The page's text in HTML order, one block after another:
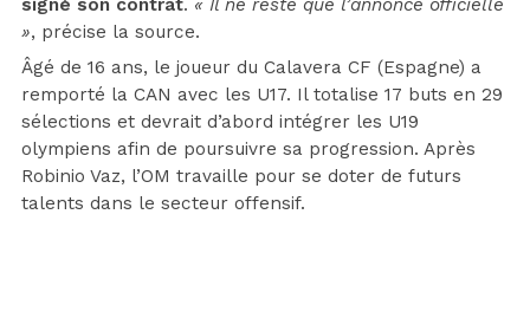
», précise la source.
Âgé de 16 ans, le joueur du Calavera CF (Espagne) a
remporté la CAN avec les U17. Il totalise 17 buts en 29
sélections et devrait d’abord intégrer les U19
olympiens afin de poursuivre sa progression. Après
Robinio Vaz, l’OM travaille pour se doter de futurs
talents dans le secteur offensif.